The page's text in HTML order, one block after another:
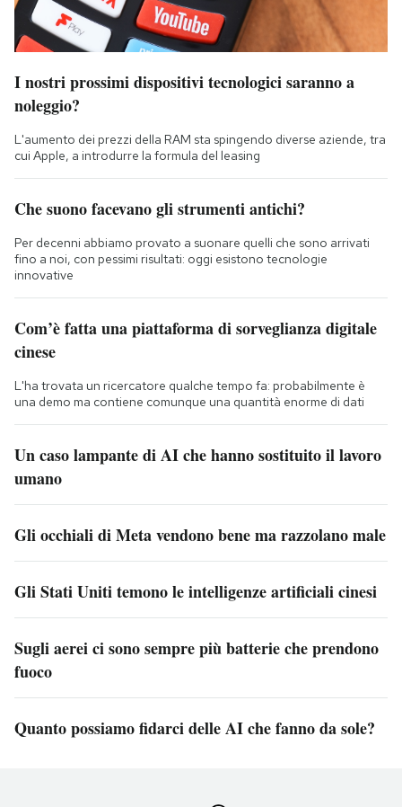
I nostri prossimi dispositivi tecnologici saranno a
noleggio?
L'aumento dei prezzi della RAM sta spingendo diverse aziende, tra
cui Apple, a introdurre la formula del leasing
Che suono facevano gli strumenti antichi?
Per decenni abbiamo provato a suonare quelli che sono arrivati
fino a noi, con pessimi risultati: oggi esistono tecnologie
innovative
Com’è fatta una piattaforma di sorveglianza digitale
cinese
L'ha trovata un ricercatore qualche tempo fa: probabilmente è
una demo ma contiene comunque una quantità enorme di dati
Un caso lampante di AI che hanno sostituito il lavoro
umano
Gli occhiali di Meta vendono bene ma razzolano male
Gli Stati Uniti temono le intelligenze artificiali cinesi
Sugli aerei ci sono sempre più batterie che prendono
fuoco
Quanto possiamo fidarci delle AI che fanno da sole?